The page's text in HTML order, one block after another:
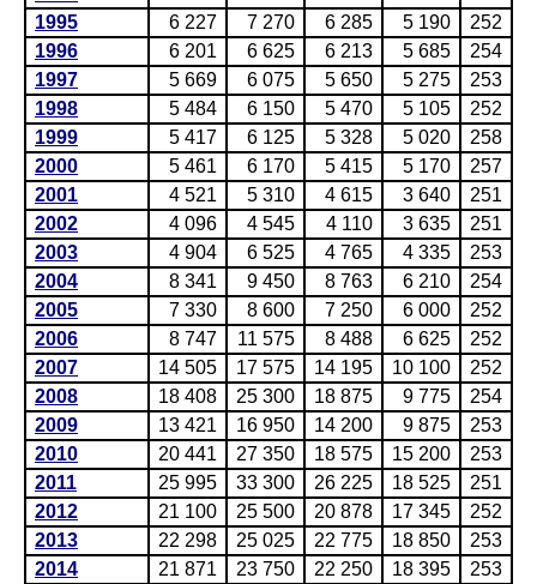
1995
6 227 7 270 6 285 5 190
252
1996
6 201 6 625 6 213 5 685
254
1997
5 669 6 075 5 650 5 275
253
1998
5 484 6 150 5 470 5 105
252
1999
5 417 6 125 5 328 5 020
258
2000
5 461 6 170 5 415 5 170
257
2001
4 521 5 310 4 615 3 640
251
2002
4 096 4 545 4 110 3 635
251
2003
4 904 6 525 4 765 4 335
253
2004
8 341 9 450 8 763 6 210
254
2005
7 330 8 600 7 250 6 000
252
2006
8 747 11 575 8 488 6 625
252
2007
14 505 17 575 14 195 10 100
252
2008
18 408 25 300 18 875 9 775
254
2009
13 421 16 950 14 200 9 875
253
2010
20 441 27 350 18 575 15 200
253
2011
25 995 33 300 26 225 18 525
251
2012
21 100 25 500 20 878 17 345
252
2013
22 298 25 025 22 775 18 850
253
2014
21 871 23 750 22 250 18 395 253